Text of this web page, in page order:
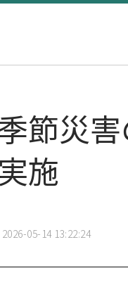
節災
施
05-14 13:22:24